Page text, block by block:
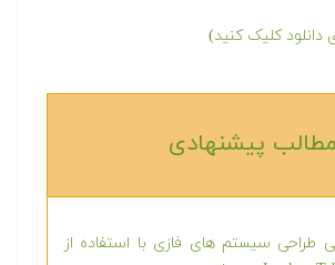
دانلود کلیک کنید)
مطالب پیشنهادی‎
طراحی سیستم های فازی با استفاده از